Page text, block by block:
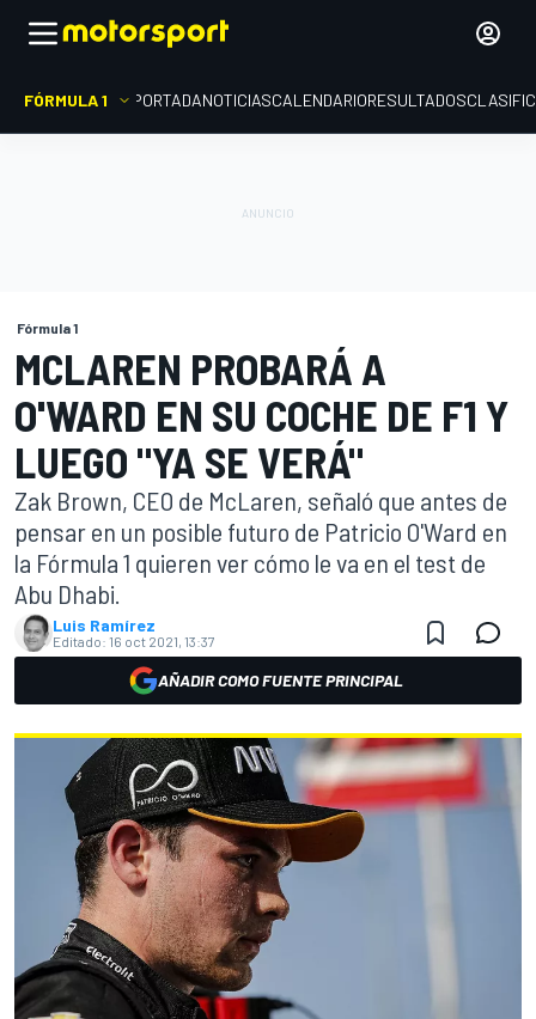
FÓRMULA 1 PORTADANOTICIASCALENDARIORESULTADOS
Fórmula 1
MCLAREN PROBARÁ A
O'WARD EN SU COCHE DE F1 Y
LUEGO "YA SE VERÁ"
Zak Brown, CEO de McLaren, señaló que antes de
pensar en un posible futuro de Patricio O'Ward en
la Fórmula 1 quieren ver cómo le va en el test de
Abu Dhabi.
Luis Ramírez
Editado: 16 oct 2021, 13:37
AÑADIR COMO FUENTE PRINCIPAL